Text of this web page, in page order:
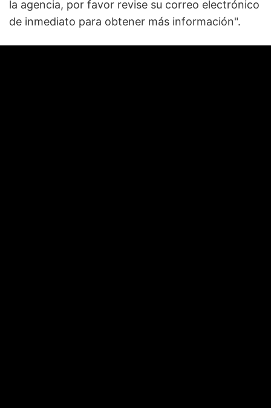
la agencia, por favor revise su correo electrónico
de inmediato para obtener más información".